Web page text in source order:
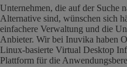
Unternehmen, die auf der Suche
Alternative sind, wünschen sich
einfachere Verwaltung und die
Anbieter. Wir bei Inuvika haben
Linux-basierte Virtual Desktop
Plattform für die